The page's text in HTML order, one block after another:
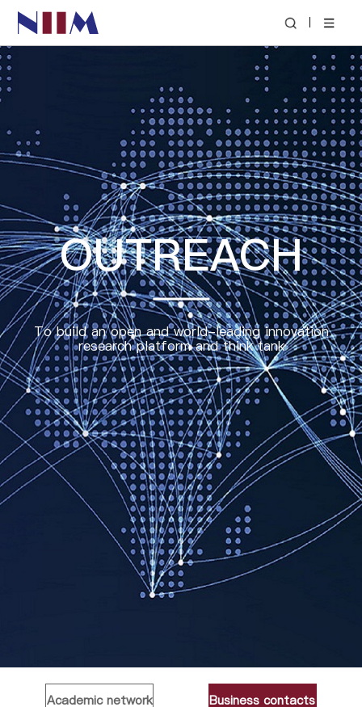
OUTREACH
To build an open and world-leading innovation
research platform and think tank
Academic network Business contacts